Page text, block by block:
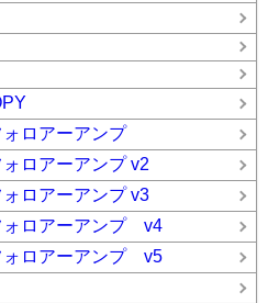
ロアーアンプ
ロアーアンプ v2
ロアーアンプ v3
ロアーアンプ v4
ロアーアンプ v5